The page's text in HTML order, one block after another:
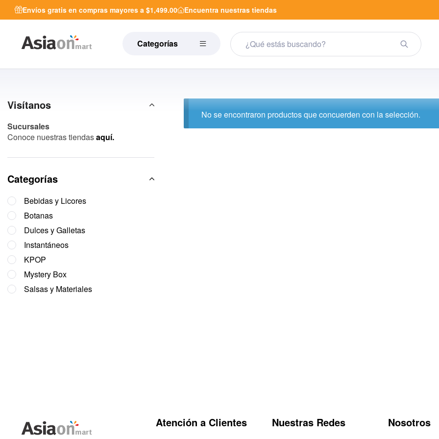
Envíos gratis en compras mayores a $1,499.00 Encuentra nuestras tiendas
Categorías
No se encontraron productos que concuerden con la selección.
Visítanos
Sucursales
Conoce nuestras tiendasaquí.
Categorías
Bebidas y Licores
Botanas
Dulces y Galletas
Instantáneos
KPOP
Mystery Box
Salsas y Materiales
Atención a Clientes Nuestras Redes Nosotros